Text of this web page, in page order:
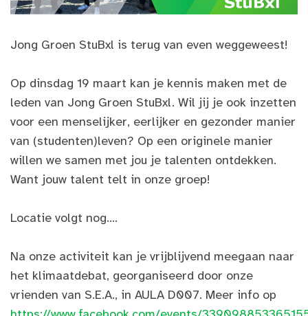
Jong Groen StuBxl is terug van even weggeweest!
Op dinsdag 19 maart kan je kennis maken met de
leden van Jong Groen StuBxl. Wil jij je ook inzetten
voor een menselijker, eerlijker en gezonder manier
van (studenten)leven? Op een originele manier
willen we samen met jou je talenten ontdekken.
Want jouw talent telt in onze groep!
Locatie volgt nog....
Na onze activiteit kan je vrijblijvend meegaan naar
het klimaatdebat, georganiseerd door onze
vrienden van S.E.A., in AULA D007. Meer info op